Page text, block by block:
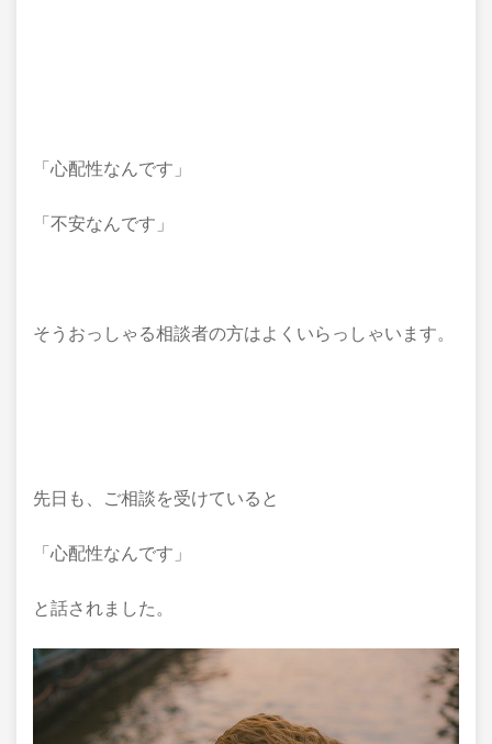
「心配性なんです」
「不安なんです」
そうおっしゃる相談者の方はよくいらっしゃいます。
先日も、ご相談を受けていると
「心配性なんです」
と話されました。